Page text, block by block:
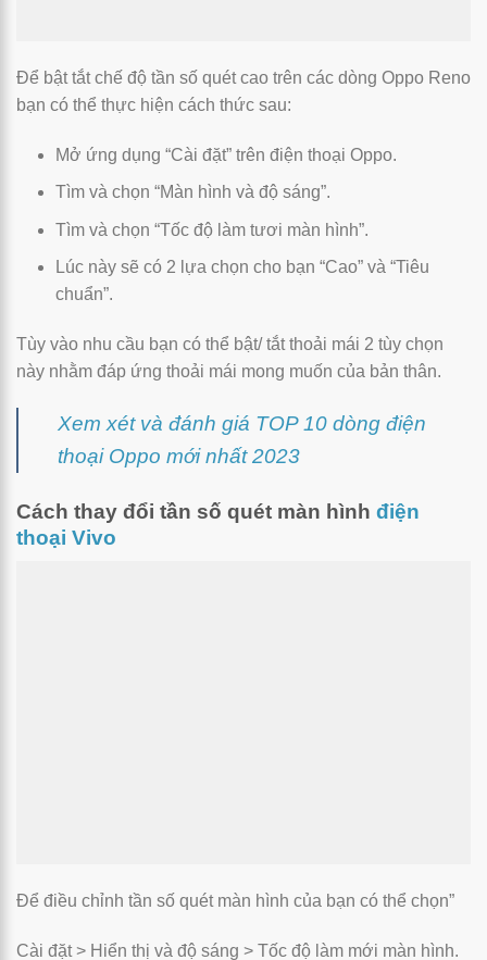
Để bật tắt chế độ tần số quét cao trên các dòng Oppo Reno
bạn có thể thực hiện cách thức sau:
Mở ứng dụng “Cài đặt” trên điện thoại Oppo.
Tìm và chọn “Màn hình và độ sáng”.
Tìm và chọn “Tốc độ làm tươi màn hình”.
Lúc này sẽ có 2 lựa chọn cho bạn “Cao” và “Tiêu
chuẩn”.
Tùy vào nhu cầu bạn có thể bật/ tắt thoải mái 2 tùy chọn
này nhằm đáp ứng thoải mái mong muốn của bản thân.
Xem xét và đánh giá TOP 10 dòng điện
thoại Oppo mới nhất 2023
Cách thay đổi tần số quét màn hình điện
thoại Vivo
Để điều chỉnh tần số quét màn hình của bạn có thể chọn”
Cài đặt > Hiển thị và độ sáng > Tốc độ làm mới màn hình.